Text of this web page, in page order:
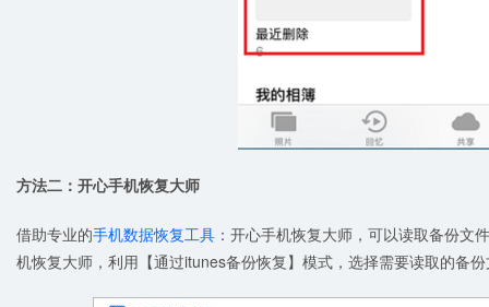
方法二：开心手机恢复大师
借助专业的手机数据恢复工具 ：开心手机恢复大师，可以读取备份文
机恢复大师，利用【通过itunes备份恢复】模式，选择需要读取的备